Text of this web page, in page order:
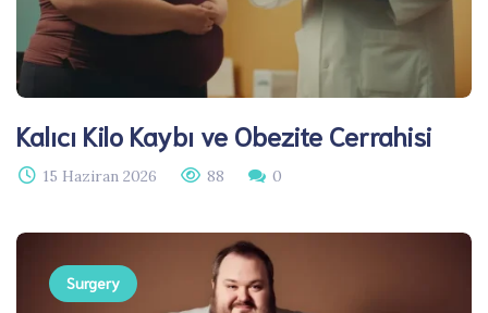
Kalıcı Kilo Kaybı ve Obezite Cerrahisi
15 Haziran 2026 88 0
Surgery